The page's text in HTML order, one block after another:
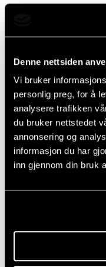
Denne nettsiden
Vi bruker
personlig preg, for å
analysere trafikken
du bruker nettstedet
annonsering og
informasjon du har
inn gjennom din bruk
Send en e-post til
forslag til sak.
Ingrid
Senior
Fant du det